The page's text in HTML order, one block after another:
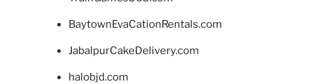
BaytownEvaCationRentals.com
JabalpurCakeDelivery.com
halobjd.com